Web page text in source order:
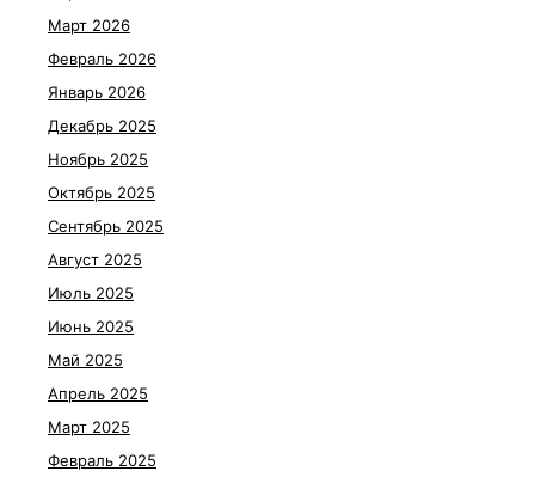
Март 2026
Февраль 2026
Январь 2026
Декабрь 2025
Ноябрь 2025
Октябрь 2025
Сентябрь 2025
Август 2025
Июль 2025
Июнь 2025
Май 2025
Апрель 2025
Март 2025
Февраль 2025